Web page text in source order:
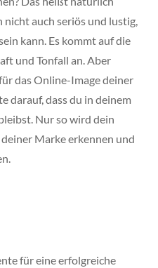
auch seriös und lustig,
kann. Es kommt auf die
und Tonfall an. Aber
das Online-Image deiner
darauf, dass du in deinem
Nur so wird dein
Marke erkennen und
für eine erfolgreiche